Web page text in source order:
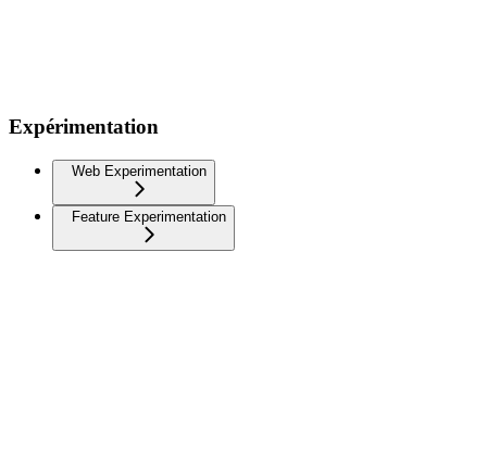
Expérimentation
Web Experimentation
Feature Experimentation